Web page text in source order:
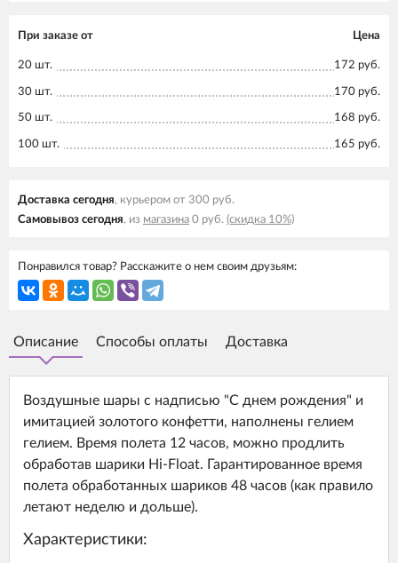
При заказе от Цена
20 шт. 172 руб.
30 шт. 170 руб.
50 шт. 168 руб.
100 шт. 165 руб.
Доставка cегодня, курьером от 300 руб.
Самовывоз cегодня, из магазина 0 руб. (скидка 10%)
Понравился товар? Расскажите о нем своим друзьям:
Описание Способы оплаты Доставка
Воздушные шары с надписью "С днем рождения" и
имитацией золотого конфетти, наполнены гелием
гелием. Время полета 12 часов, можно продлить
обработав шарики Hi-Float. Гарантированное время
полета обработанных шариков 48 часов (как правило
летают неделю и дольше).
Характеристики: